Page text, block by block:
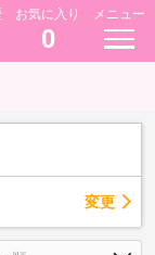
お気に入り
0
メニュー
変更